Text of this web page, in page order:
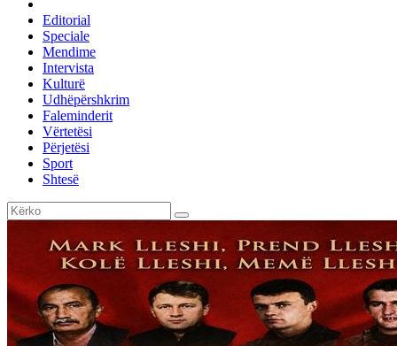
Editorial
Speciale
Mendime
Intervista
Kulturë
Udhëpërshkrim
Faleminderit
Vërtetësi
Përjetësi
Sport
Shtesë